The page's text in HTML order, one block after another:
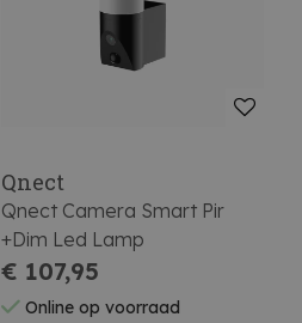
Qnect
Qnect Camera Smart Pir
+Dim Led Lamp
€ 107,95
Online op voorraad